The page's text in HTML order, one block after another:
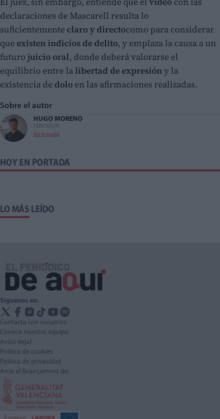
declaraciones de Mascarell resulta lo
suficientemente claro y directocomo para considerar
que existen indicios de delito, y emplaza la causa a un
futuro juicio oral, donde deberá valorarse el
equilibrio entre lalibertad de expresióny la
existencia de dolo en las afirmaciones realizadas.
Sobre el autor
HUGO MORENO
PERIODISTA
Ver biografía
HOY EN PORTADA
LO MÁS LEÍDO
Síguenos en:
Contacta con nosotros
Conoce nuestro equipo
Aviso legal
Política de cookies
Política de privacidad
Amb el finançament de: